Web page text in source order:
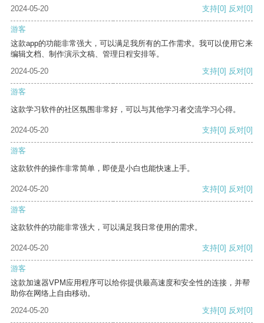
2024-05-20
支持[0] 反对[0]
游客
这款app的功能非常强大，可以满足我所有的工作需求。我可以使用它来
编辑文档、制作演示文稿、管理日程安排等。
2024-05-20
支持[0] 反对[0]
游客
这款学习软件的社区氛围非常好，可以与其他学习者交流学习心得。
2024-05-20 支持[0] 反对[0]
游客
这款软件的操作非常简单，即使是小白也能快速上手。
2024-05-20 支持[0] 反对[0]
游客
这款软件的功能非常强大，可以满足我日常使用的需求。
2024-05-20 支持[0] 反对[0]
游客
这款加速器VPM应用程序可以给你提供最高速度和安全性的连接，并帮
助你在网络上自由移动。
2024-05-20
支持[0] 反对[0]